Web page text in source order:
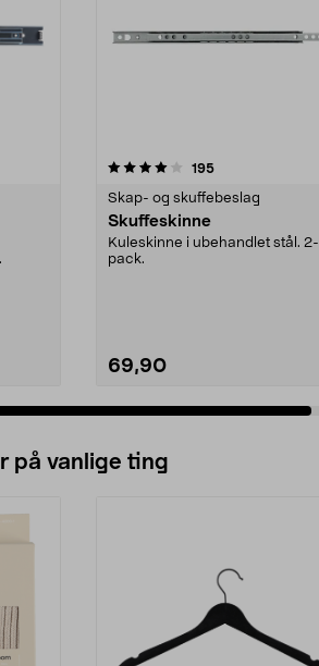
195anmeldelser
Skap- og skuffebeslag
Skuffeskinne
Kuleskinne i ubehandlet stål. 2-
pack.
69,90
4.5 av 5 stjerner
på vanlige ting